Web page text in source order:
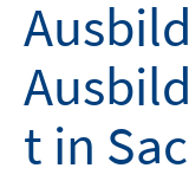
t in